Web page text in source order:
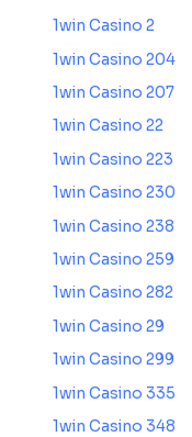
1win Casino 2
1win Casino 204
1win Casino 207
1win Casino 22
1win Casino 223
1win Casino 230
1win Casino 238
1win Casino 259
1win Casino 282
1win Casino 29
1win Casino 299
1win Casino 335
1win Casino 348